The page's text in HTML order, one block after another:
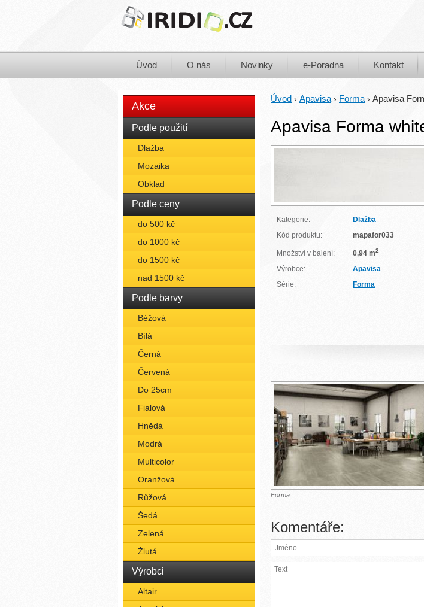
Úvod O nás Novinky e-Poradna Kontakt
Akce
Podle použití
Dlažba
Mozaika
Obklad
Podle ceny
do 500 kč
do 1000 kč
do 1500 kč
nad 1500 kč
Podle barvy
Béžová
Bílá
Černá
Červená
Do 25cm
Fialová
Hnědá
Modrá
Multicolor
Oranžová
Růžová
Šedá
Zelená
Žlutá
Výrobci
Altair
Úvod › Apavisa › Forma › Apavisa
Apavisa Forma
Kategorie:
Dlažba
Kód produktu:
mapafor033
Množství v balení: 0,94 m2
Výrobce:
Apavisa
Série:
Forma
Forma
Komentáře: